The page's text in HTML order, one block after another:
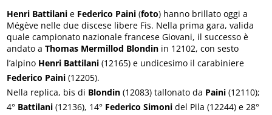
Henri Battilani e Federico Paini (foto) hanno brillato oggi a
Mégève nelle due discese libere Fis. Nella prima gara, valida
quale campionato nazionale francese Giovani, il successo è
andato aThomas Mermillod Blondin in 12102, con sesto
l’alpino Henri Battilani (12165) e undicesimo il carabiniere
Federico Paini (12205).
Nella replica, bis di Blondin (12083) tallonato da Paini (12110);
4° Battilani (12136), 14° Federico Simoni del Pila (12244) e 28°